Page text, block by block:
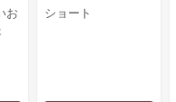
お
ショート